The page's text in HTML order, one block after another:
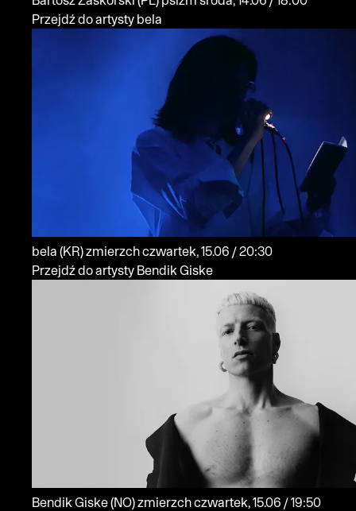
Przejdź do artysty bela
bela (KR)zmierzch
czwartek, 15.06 / 20:30
Przejdź do artysty Bendik Giske
Bendik Giske(NO)zmierzch
czwartek, 15.06 / 19:50